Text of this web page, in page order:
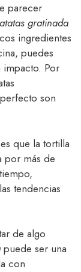
parecer
gratinada
ingredientes
puedes
Por
son
que la tortilla
por más de
tendencias
de algo
puede ser una
con